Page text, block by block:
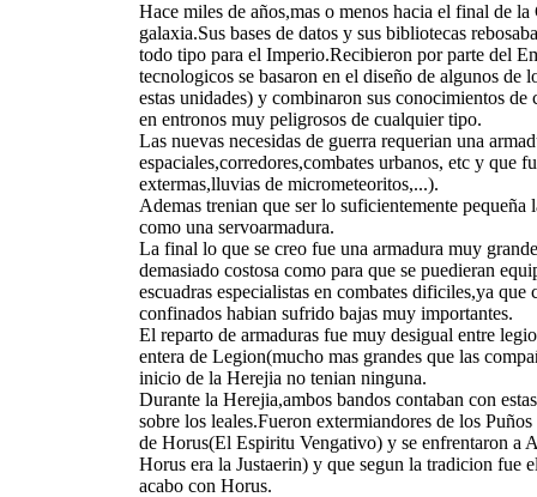
Hace miles de años,mas o menos hacia el final de
galaxia.Sus bases de datos y sus bibliotecas
todo tipo para el Imperio.Recibieron por parte del
tecnologicos se basaron en el diseño de algunos
estas unidades) y combinaron sus conocimientos
en entronos muy peligrosos de cualquier tipo.
Las nuevas necesidas de guerra requerian una
espaciales,corredores,combates urbanos, etc y que
extermas,lluvias de micrometeoritos,...).
Ademas trenian que ser lo suficientemente
como una servoarmadura.
La final lo que se creo fue una armadura muy
demasiado costosa como para que se puedieran
escuadras especialistas en combates dificiles,ya
confinados habian sufrido bajas muy importantes.
El reparto de armaduras fue muy desigual entre
entera de Legion(mucho mas grandes que las
inicio de la Herejia no tenian ninguna.
Durante la Herejia,ambos bandos contaban con
sobre los leales.Fueron extermiandores de los
de Horus(El Espiritu Vengativo) y se enfrentaron a
Horus era la Justaerin) y que segun la tradicion fue
acabo con Horus.